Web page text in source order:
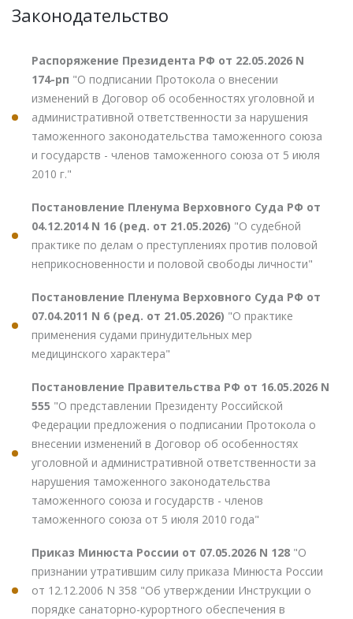
Законодательство
Распоряжение Президента РФ от 22.05.2026 N
174-рп "О подписании Протокола о внесении
изменений в Договор об особенностях уголовной и
административной ответственности за нарушения
таможенного законодательства таможенного союза
и государств - членов таможенного союза от 5 июля
2010 г."
Постановление Пленума Верховного Суда РФ от
04.12.2014 N 16 (ред. от 21.05.2026) "О судебной
практике по делам о преступлениях против половой
неприкосновенности и половой свободы личности"
Постановление Пленума Верховного Суда РФ от
07.04.2011 N 6 (ред. от 21.05.2026) "О практике
применения судами принудительных мер
медицинского характера"
Постановление Правительства РФ от 16.05.2026 N
555 "О представлении Президенту Российской
Федерации предложения о подписании Протокола о
внесении изменений в Договор об особенностях
уголовной и административной ответственности за
нарушения таможенного законодательства
таможенного союза и государств - членов
таможенного союза от 5 июля 2010 года"
Приказ Минюста России от 07.05.2026 N 128 "О
признании утратившим силу приказа Минюста России
от 12.12.2006 N 358 "Об утверждении Инструкции о
порядке санаторно-курортного обеспечения в